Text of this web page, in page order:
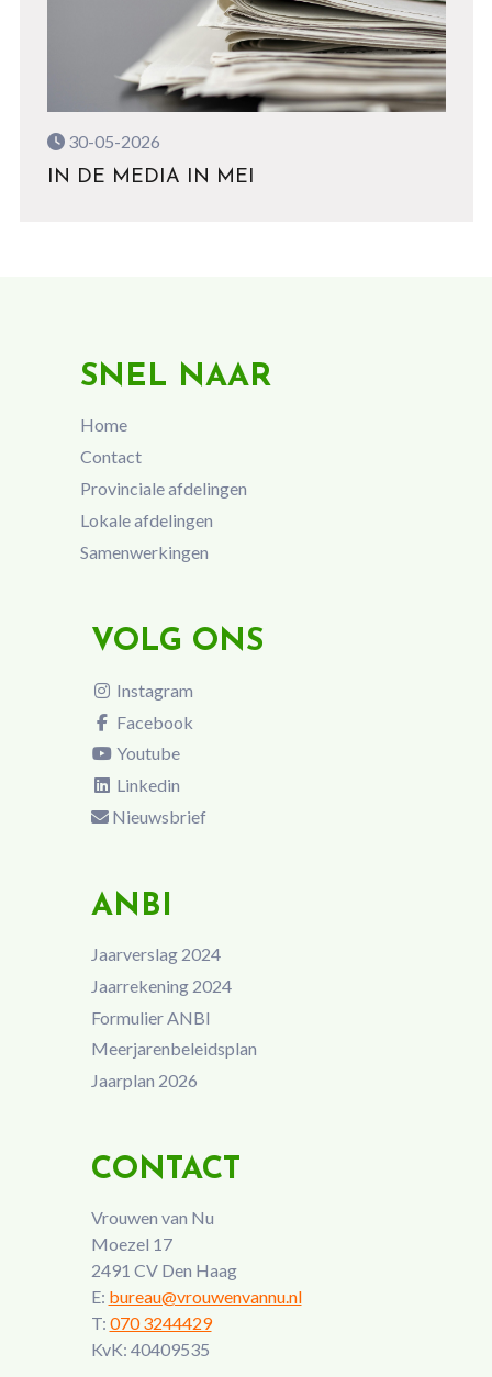
30-05-2026
IN DE MEDIA IN MEI
SNEL NAAR
Home
Contact
Provinciale afdelingen
Lokale afdelingen
Samenwerkingen
VOLG ONS
Instagram
Facebook
Youtube
Linkedin
Nieuwsbrief
ANBI
Jaarverslag 2024
Jaarrekening 2024
Formulier ANBI
Meerjarenbeleidsplan
Jaarplan 2026
CONTACT
Vrouwen van Nu
Moezel 17
2491 CV Den Haag
E: bureau@vrouwenvannu.nl
T: 070 3244429
KvK: 40409535